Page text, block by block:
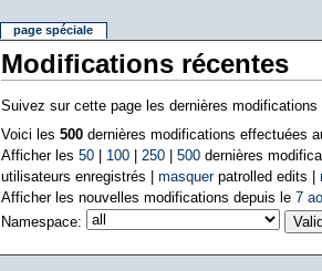
Modifications récentes
Suivez sur cette page les dernières modifications
Voici les 500dernières modifications effectuées
Afficher les 50| 100| 250| 500dernières
utilisateurs enregistrés | masquerpatrolled edits |
Afficher les nouvelles modifications depuis le 7
Namespace:
page spéciale